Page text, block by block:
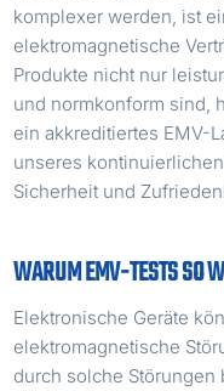
komplexer werden, ist
elektromagnetische
Produkte nicht nur
und normkonform sind,
ein akkreditiertes EMV-
unseres
Sicherheit und
WARUM EMV-TESTS SO
Elektronische Geräte
elektromagnetische
durch solche Störungen